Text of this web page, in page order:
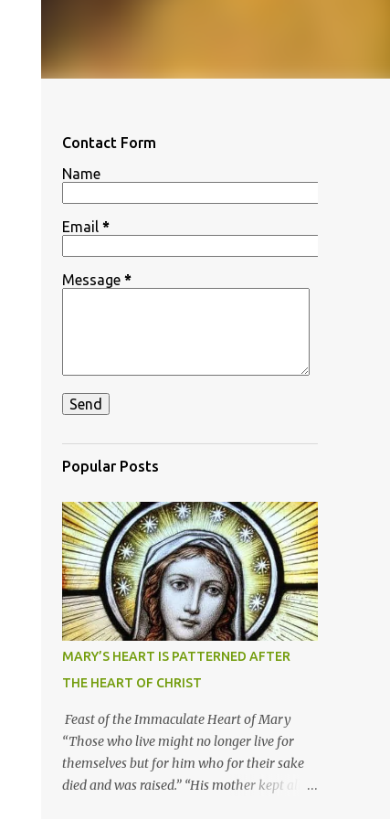
Contact Form
Name
Email *
Message *
Popular Posts
MARY’S HEART IS PATTERNED AFTER
THE HEART OF CHRIST
Feast of the Immaculate Heart of Mary
“Those who live might no longer live for
themselves but for him who for their sake
died and was raised.” “His mother kept all